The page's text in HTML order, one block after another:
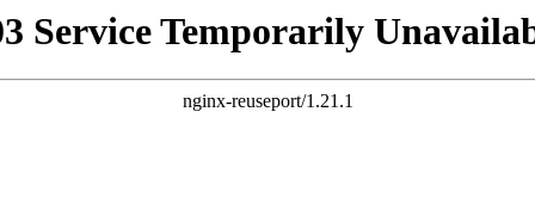
Service Temporarily
nginx-reuseport/1.21.1